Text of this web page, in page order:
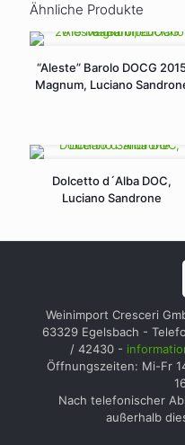
Ähnliche Produkte
“Aleste” Barolo DOCG
Magnum, Luciano
Dolcetto d´Alba DOC,
Luciano Sandrone
Weinimport Cresceri
63329 Egelsbach -
/ 42430 -
Öffnungszeiten: Mi-Fr
Nach telefonischer
außerhalb